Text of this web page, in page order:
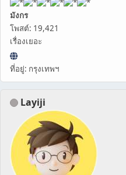
มังกร
โพสต์: 19,421
เรื่องเยอะ
ที่อยู่: กรุงเทพฯ
Layiji